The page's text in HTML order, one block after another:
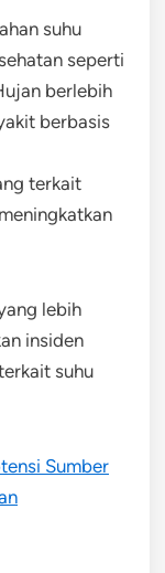
suhu
seperti
berlebih
berbasis
terkait
lebih
insiden
suhu
Sumber